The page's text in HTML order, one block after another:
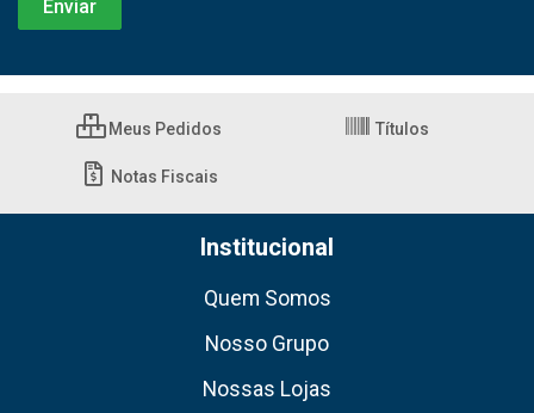
Meus Pedidos Títulos
Notas Fiscais
Institucional
Quem Somos
Nosso Grupo
Nossas Lojas